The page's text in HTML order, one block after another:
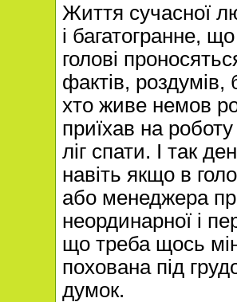
Життя сучасної
і багатогранне,
голові
фактів, роздумів,
хто живе немов
приїхав на
ліг спати. І так
навіть якщо в
або менеджера
неординарної і
що треба щось
похована під
думок.